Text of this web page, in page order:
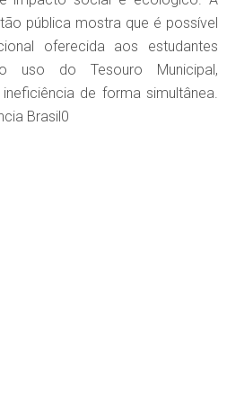
pública mostra que é possível
oferecida aos estudantes
uso do Tesouro Municipal,
de forma simultânea.
Brasil0